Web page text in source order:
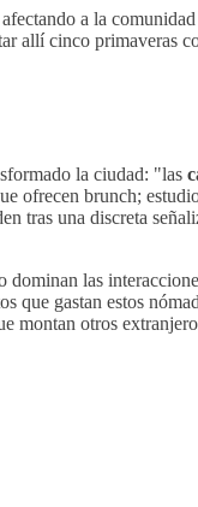
afectando a la
allí cinco primaveras
la ciudad: "las
ofrecen brunch;
tras una discreta
las
que gastan estos
montan otros